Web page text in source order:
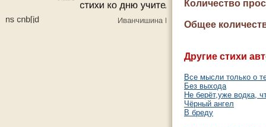
Количество
Общее
Другие стихи
Все мысли только о
Без выхода
Не берёт,уже водка,
Чёрный ангел
В бреду